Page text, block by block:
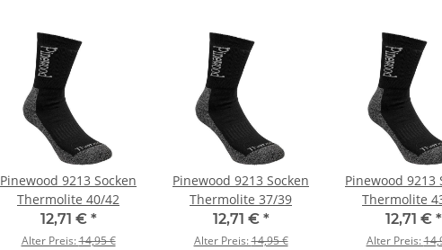
Pinewood 9213 Socken
Thermolite 40/42
12,71 € *
Alter Preis:14,95 €
Pinewood 9213 Socken
Thermolite 37/39
12,71 € *
Alter Preis:14,95 €
Pinewood 9213
Thermolite
12,71 € *
Alter Preis: